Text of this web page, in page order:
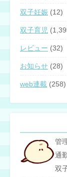
双子妊娠 (12)
双子育児
レビュー (32)
お知らせ (28)
web連載 (258)
管
通
双